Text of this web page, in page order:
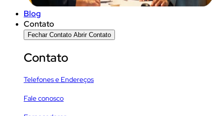
Blog
Contato
Fechar Contato Abrir Contato
Contato
Telefones e Endereços
Fale conosco